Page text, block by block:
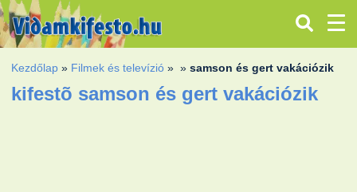
Kezdőlap » Filmek és televízió » »samson és gert vakációzik
kifestõ samson és gert vakációzik